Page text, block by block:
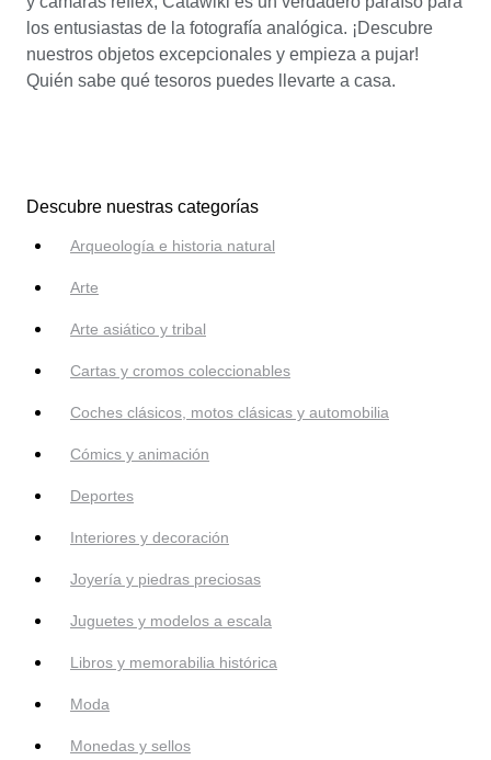
los entusiastas de la fotografía analógica. ¡Descubre
nuestros objetos excepcionales y empieza a pujar!
Quién sabe qué tesoros puedes llevarte a casa.
Descubre nuestras categorías
Arqueología e historia natural
Arte
Arte asiático y tribal
Cartas y cromos coleccionables
Coches clásicos, motos clásicas y automobilia
Cómics y animación
Deportes
Interiores y decoración
Joyería y piedras preciosas
Juguetes y modelos a escala
Libros y memorabilia histórica
Moda
Monedas y sellos